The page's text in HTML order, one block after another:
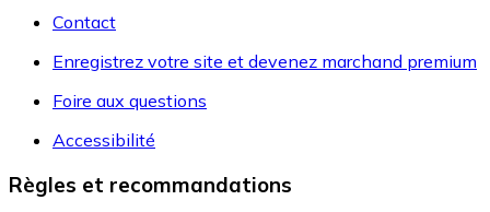
Contact
Enregistrez votre site et devenez marchand premium
Foire aux questions
Accessibilité
Règles et recommandations